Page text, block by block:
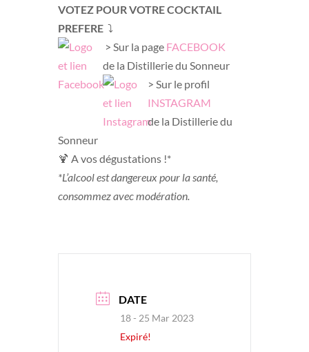
VOTEZ POUR VOTRE COCKTAIL
PREFERE ⤵️
> Sur la page FACEBOOK
de la Distillerie du Sonneur
> Sur le profil
INSTAGRAM
de la Distillerie du
Sonneur
🍹 A vos dégustations !*
*L’alcool est dangereux pour la santé,
consommez avec modération.
DATE
18 - 25 Mar 2023
Expiré!